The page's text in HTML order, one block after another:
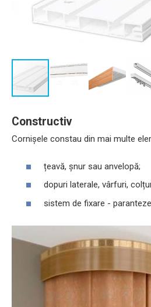
Constructiv
Cornișele constau din mai multe
țeavă, șnur sau anvelopă;
dopuri laterale, vârfuri,
sistem de fixare -